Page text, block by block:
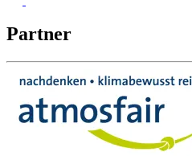
Partner